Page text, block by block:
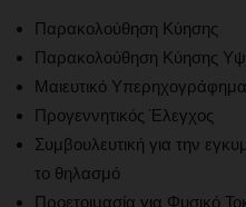
Παρακολούθηση Κύησης
Παρακολούθηση Κύησης
Μαιευτικό Υπερηχογράφημα
Προγεννητικός Έλεγχος
Συμβουλευτική για την
το θηλασμό
Προετοιμασία για Φυσικό